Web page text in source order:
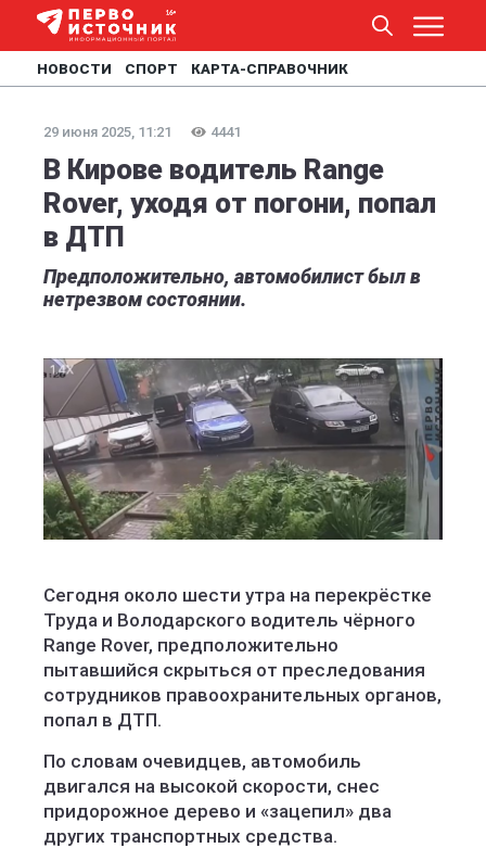
НОВОСТИ СПОРТ КАРТА-СПРАВОЧНИК
29 июня 2025, 11:21 4441
В Кирове водитель Range
Rover, уходя от погони, попал
в ДТП
Предположительно, автомобилист был в
нетрезвом состоянии.
Сегодня около шести утра на перекрёстке
Труда и Володарского водитель чёрного
Range Rover, предположительно
пытавшийся скрыться от преследования
сотрудников правоохранительных органов,
попал в ДТП.
По словам очевидцев, автомобиль
двигался на высокой скорости, снес
придорожное дерево и «зацепил» два
других транспортных средства.